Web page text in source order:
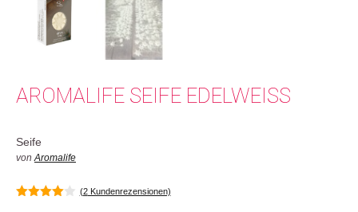
AROMALIFE SEIFE EDELWEISS
Seife
vonAromalife
(2Kundenrezensionen)